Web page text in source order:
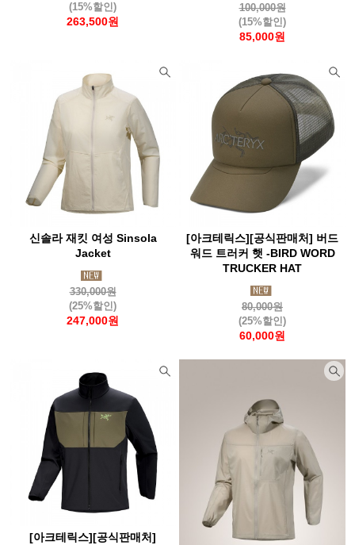
(15%할인)
263,500원
100,000원
(15%할인)
85,000원
신솔라 재킷 여성 Sinsola
Jacket
330,000원
(25%할인)
247,000원
[아크테릭스][공식판매처] 버드
워드 트러커 햇 -BIRD WORD
TRUCKER HAT
80,000원
(25%할인)
60,000원
[아크테릭스][공식판매처]